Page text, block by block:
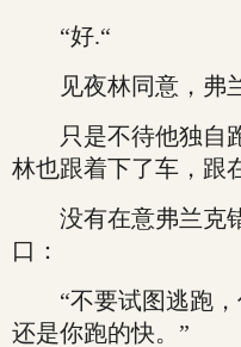
“好.“
见夜林同意，弗兰
只是不待他独自跑
林也跟着下了车，跟
没有在意弗兰克错
口：
“不要试图逃跑，
还是你跑的快。”